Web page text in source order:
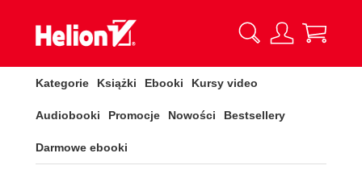
Kategorie Książki Ebooki Kursy video
Audiobooki Promocje Nowości Bestsellery
Darmowe ebooki